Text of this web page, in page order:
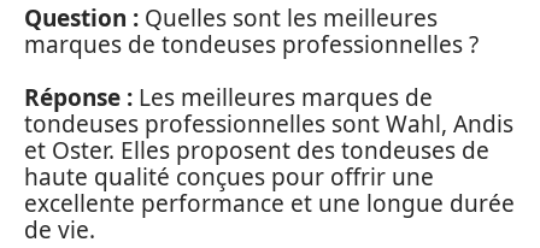
Question : Quelles sont les meilleures
marques de tondeuses professionnelles ?
Réponse : Les meilleures marques de
tondeuses professionnelles sont Wahl, Andis
et Oster. Elles proposent des tondeuses de
haute qualité conçues pour offrir une
excellente performance et une longue durée
de vie.